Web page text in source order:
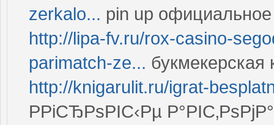
zerkalo... pin up официальное
http://lipa-fv.ru/rox-casino-
parimatch-ze... букмекерская
http://knigarulit.ru/igrat-
РРіСЂРѕРІС‹Рµ